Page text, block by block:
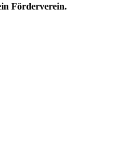
Förderverein.